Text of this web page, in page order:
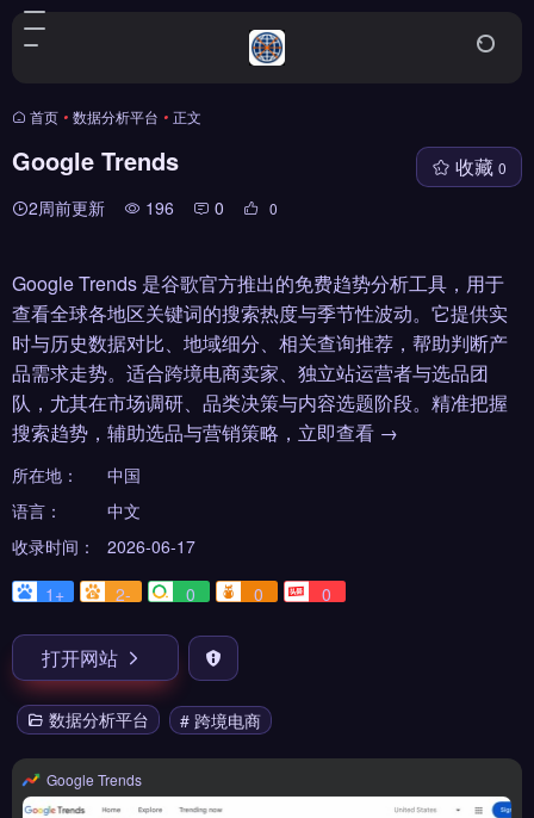
首页 • 数据分析平台 • 正文
Google Trends
2周前更新 196 0 0
收藏 0
Google Trends 是谷歌官方推出的免费趋势分析工具，用于
查看全球各地区关键词的搜索热度与季节性波动。它提供实
时与历史数据对比、地域细分、相关查询推荐，帮助判断产
品需求走势。适合跨境电商卖家、独立站运营者与选品团
队，尤其在市场调研、品类决策与内容选题阶段。精准把握
搜索趋势，辅助选品与营销策略，立即查看 →
所在地：
中国
语言：
中文
收录时间：
2026-06-17
1+
2- 0 0 0
打开网站
数据分析平台 # 跨境电商
Google Trends